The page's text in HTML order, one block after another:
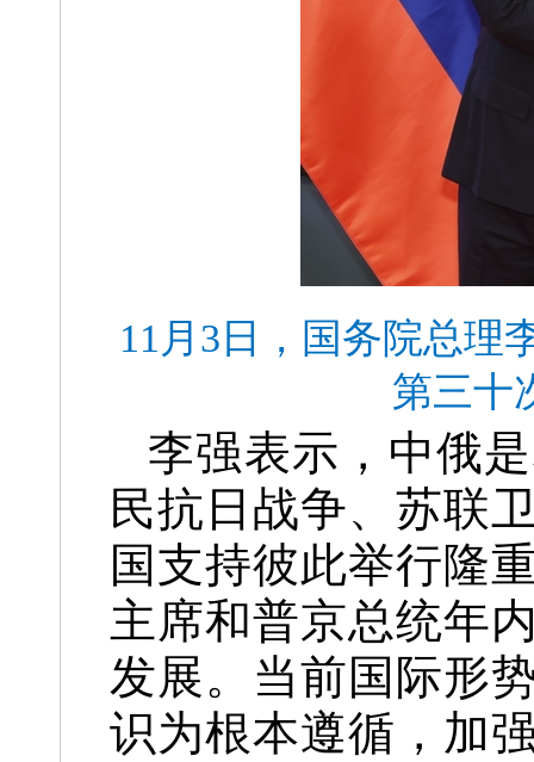
11月3日，国务院总理
第三十
李强表示，中俄
民抗日战争、苏联
国支持彼此举行隆
主席和普京总统年
发展。当前国际形
识为根本遵循，加